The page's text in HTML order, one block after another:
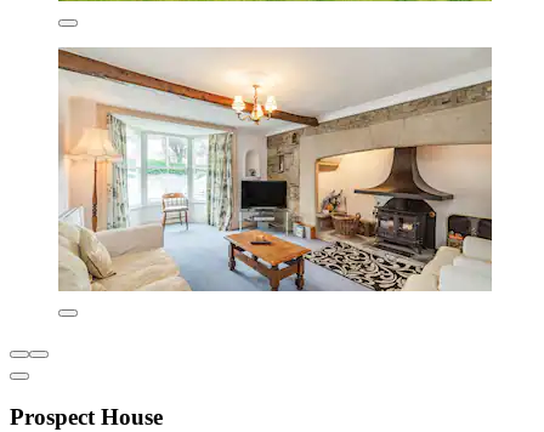
Prospect House